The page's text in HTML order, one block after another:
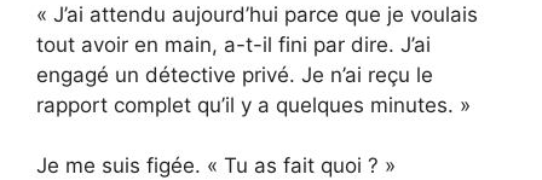
« J’ai attendu aujourd’hui parce que je voulais
tout avoir en main, a-t-il fini par dire. J’ai
engagé un détective privé. Je n’ai reçu le
rapport complet qu’il y a quelques minutes. »
Je me suis figée. « Tu as fait quoi ? »